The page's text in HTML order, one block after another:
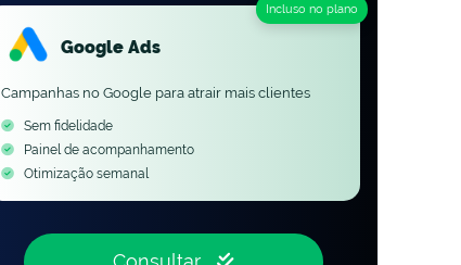
Incluso no plano
Google Ads
Campanhas no Google para atrair mais clientes
Sem fidelidade
Painel de acompanhamento
Otimização semanal